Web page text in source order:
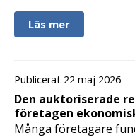
Läs mer
Publicerat 22 maj 2026
Den auktoriserade
företagen
Många företagare